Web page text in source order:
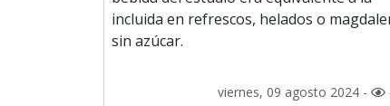
incluida en refrescos, helados o
sin azúcar.
viernes, 09 agosto 2024 -